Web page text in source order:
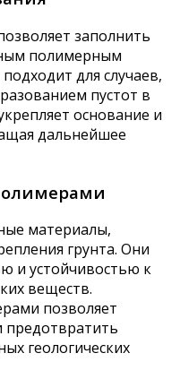
заполнить
полимерным
для случаев,
пустот в
основание и
дальнейшее
материалы,
грунта. Они
и устойчивостью к
веществ.
позволяет
предотвратить
геологических